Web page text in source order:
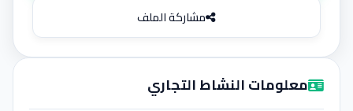
مشاركة الملف
معلومات النشاط التجاري